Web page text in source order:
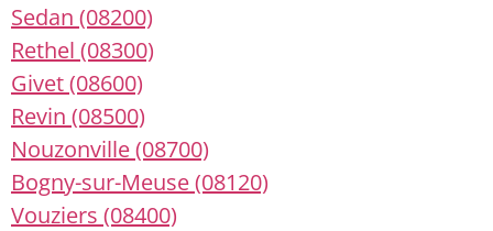
Sedan (08200)
Rethel (08300)
Givet (08600)
Revin (08500)
Nouzonville (08700)
Bogny-sur-Meuse (08120)
Vouziers (08400)